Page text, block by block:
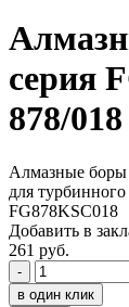
серия
878/
Алмазные
для
FG878KSC018
Добавить в
261 руб.
-
в один клик